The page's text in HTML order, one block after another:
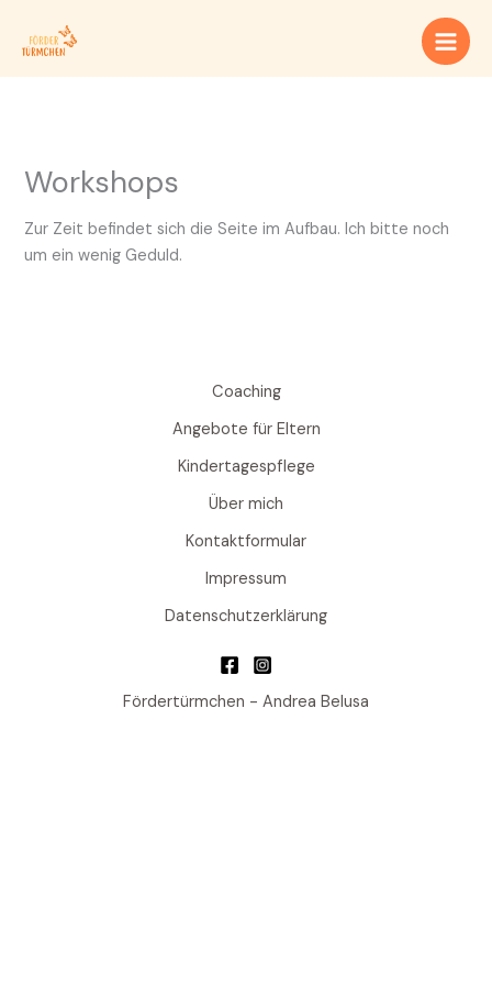
Inhalt
Workshops
Zur Zeit befindet sich die Seite im Aufbau. Ich bitte noch
um ein wenig Geduld.
Coaching
Angebote für Eltern
Kindertagespflege
Über mich
Kontaktformular
Impressum
Datenschutzerklärung
Fördertürmchen - Andrea Belusa